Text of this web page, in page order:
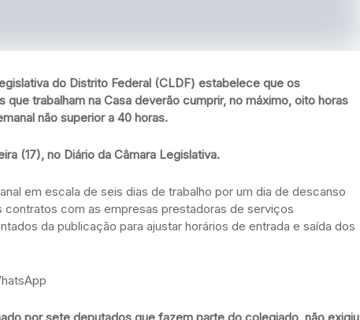
do Distrito Federal (CLDF) estabelece que os
trabalham na Casa deverão cumprir, no máximo, oito horas
não superior a 40 horas.
(17), no Diário da Câmara Legislativa.
em escala de seis dias de trabalho por um dia de descanso
com as empresas prestadoras de serviços
da publicação para ajustar horários de entrada e saída dos
por sete deputados que fazem parte do colegiado, não exigiu